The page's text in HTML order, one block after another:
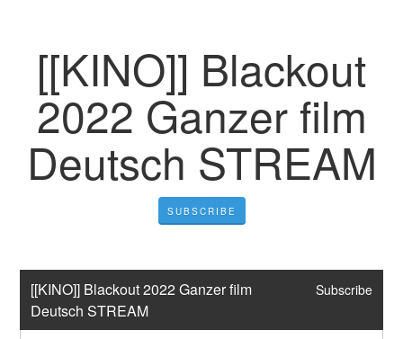
[[KINO]] Blackout
2022 Ganzer film
Deutsch STREAM
SUBSCRIBE
[[KINO]] Blackout 2022 Ganzer film
Deutsch STREAM
Subscribe